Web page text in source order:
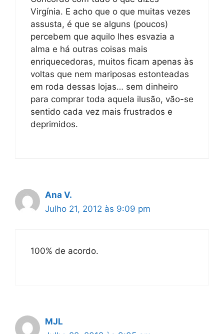
Virgínia. E acho que o que muitas vezes
assusta, é que se alguns (poucos)
percebem que aquilo lhes esvazia a
alma e há outras coisas mais
enriquecedoras, muitos ficam apenas às
voltas que nem mariposas estonteadas
em roda dessas lojas… sem dinheiro
para comprar toda aquela ilusão, vão-se
sentido cada vez mais frustrados e
deprimidos.
Ana V.
Julho 21, 2012 às 9:09 pm
100% de acordo.
MJL